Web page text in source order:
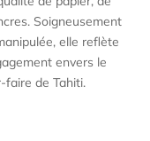
Soigneusement
elle reflète
envers le
faire de Tahiti.